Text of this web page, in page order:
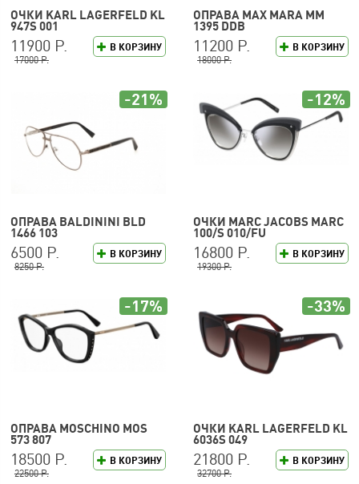
ОЧКИ KARL LAGERFELD KL
947S 001
В КОРЗИНУ
11900 Р.
17000 Р.
ОПРАВА MAX MARA MM
1395 DDB
В КОРЗИНУ
11200 Р.
18000 Р.
ОПРАВА BALDININI BLD
1466 103
В КОРЗИНУ
6500 Р.
8250 Р.
-21%
ОЧКИ MARC JACOBS MARC
100/S 010/FU
В КОРЗИНУ
16800 Р.
19300 Р.
-12%
ОПРАВА MOSCHINO MOS
573 807
В КОРЗИНУ
18500 Р.
22500 Р.
-17%
ОЧКИ KARL LAGERFELD KL
6036S 049
В КОРЗИНУ
21800 Р.
32700 Р.
-33%